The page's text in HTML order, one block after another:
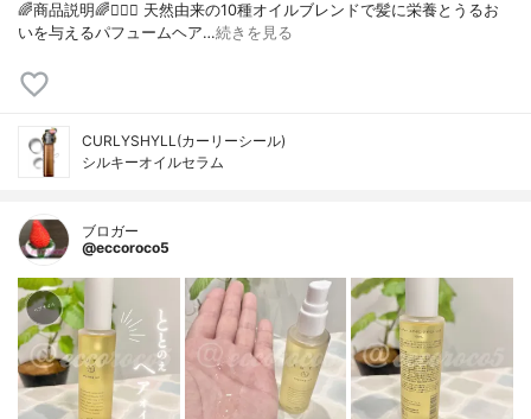
🌈商品説明🌈💇🏻‍♀️ 天然由来の10種オイルブレンドで髪に栄養とうるお
いを与えるパフュームヘア…続きを見る
CURLYSHYLL(カーリーシール)
シルキーオイルセラム
ブロガー
@eccoroco5